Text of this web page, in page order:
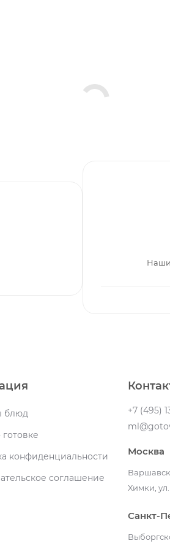
Наши
блюд
готовке
конфиденциальности
соглашение
+7 (495)
Москва
Химки,
Санкт-